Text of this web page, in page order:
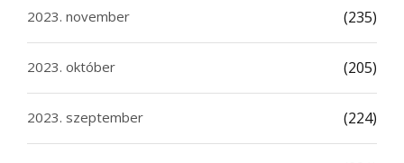
2023. november (235)
2023. október (205)
2023. szeptember (224)